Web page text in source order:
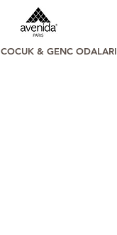
COCUK & GENC ODALARI